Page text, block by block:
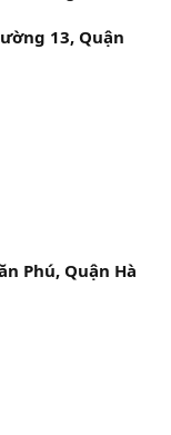
13, Quận
Phú, Quận Hà